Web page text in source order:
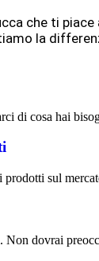
che ti piace
la
di cosa hai
sul
Non dovrai